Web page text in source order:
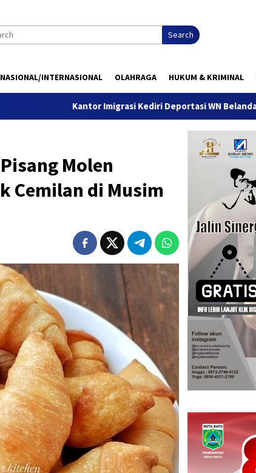
Search
NASIONAL/INTERNASIONAL OLAHRAGA HUKUM & KRIMINAL
Kantor Imigrasi Kediri Deportasi WN Belanda, Ini Alasannya
Molen
Cemilan di Musim